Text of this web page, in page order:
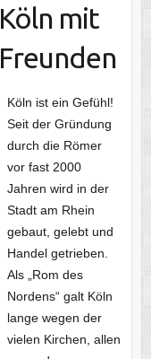
Köln mit
Freunden
Köln ist ein Gefühl!
Seit der Gründung
durch die Römer
vor fast 2000
Jahren wird in der
Stadt am Rhein
gebaut, gelebt und
Handel getrieben.
Als „Rom des
Nordens“ galt Köln
lange wegen der
vielen Kirchen, allen